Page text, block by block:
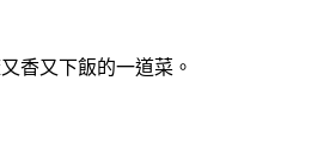
香又下飯的一道菜。